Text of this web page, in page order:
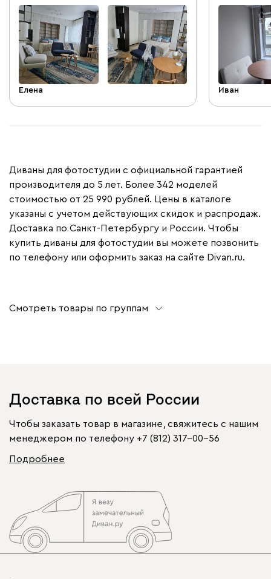
ни липучке). Само изделие выглядит
добротно, интересно и стильно. Очень
подходит для небольших помещений, для
тех, кто не хочет загромождать
пространство. Но, конечно, это не тот
вариант, если хочется расположиться
полулежа или "утонуть" в мягкости) С
доставкой все чётко и вовремя. И диван
и кресло приходят уже собранными,
строго не судить фото, интерьер ещё в
процессе наполнения)) но от дивана и
кресла я в восторге! Это именно то, что
Елена Иван
Диваны для фотостудии с официальной гарантией
производителя до 5 лет. Более 342 моделей
стоимостью от 25 990 рублей. Цены в каталоге
указаны с учетом действующих скидок и распродаж.
Доставка по Санкт-Петербургу и России. Чтобы
купить диваны для фотостудии вы можете позвонить
по телефону или оформить заказ на сайте Divan.ru.
Смотреть товары по группам
Доставка по всей России
Чтобы заказать товар в магазине, свяжитесь с нашим
менеджером по телефону +7 (812) 317-00-56
Подробнее